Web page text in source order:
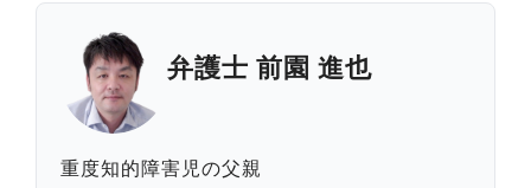
弁護士 前園 進也
重度知的障害児の父親